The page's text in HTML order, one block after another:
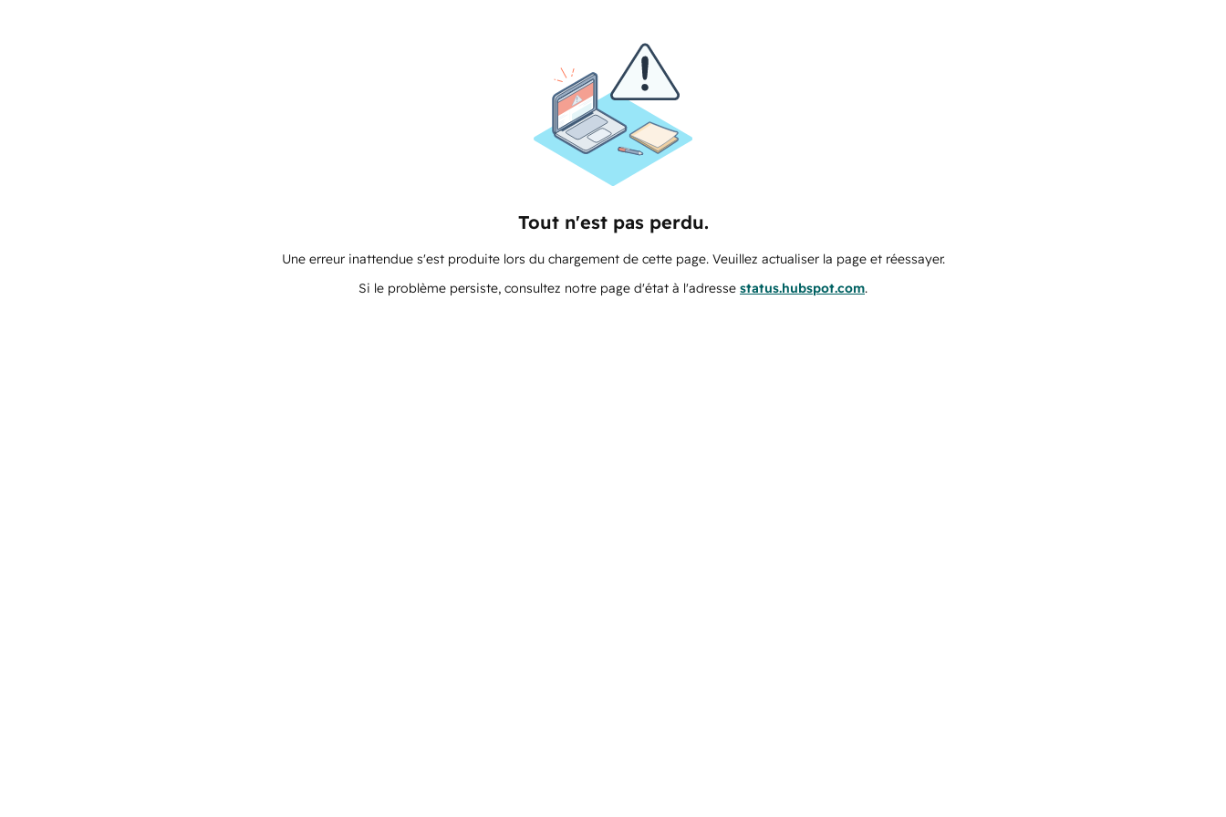
Tout n'est pas perdu.
Une erreur inattendue s'est produite lors du chargement de cette page. Veuillez actualiser la page et réessayer.
Si le problème persiste, consultez notre page d'état à l'adresse status.hubspot.com.